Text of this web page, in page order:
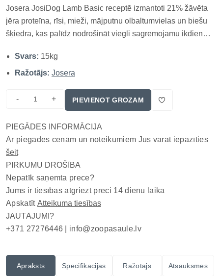
Josera JosiDog Lamb Basic receptē izmantoti 21% žāvēta
jēra proteīna, rīsi, mieži, mājputnu olbaltumvielas un biešu
šķiedra, kas palīdz nodrošināt viegli sagremojamu ikdienas
sunim nepieciešamās uzturvielas katru dienu. TOP 3
ieguvumi Vieglāk sag...
Svars: 15kg
Ražotājs: Josera
- + PIEVIENOT GROZAM
PIEGĀDES INFORMĀCIJA
Ar piegādes cenām un noteikumiem Jūs varat iepazīties
šeit
PIRKUMU DROŠĪBA
Nepatīk saņemta prece?
Jums ir tiesības atgriezt preci 14 dienu laikā
Apskatīt Atteikuma tiesības
JAUTĀJUMI?
+371 27276446 | info@zoopasaule.lv
Apraksts Specifikācijas Ražotājs Atsauksmes